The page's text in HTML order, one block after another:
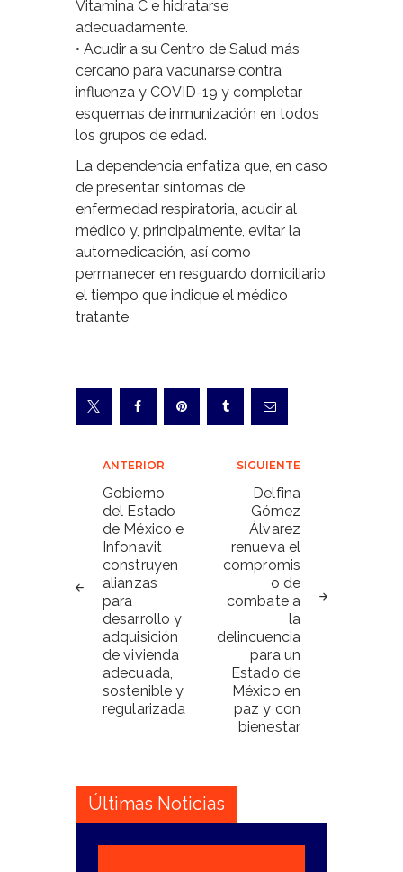
Vitamina C e hidratarse
adecuadamente.
• Acudir a su Centro de Salud más
cercano para vacunarse contra
influenza y COVID-19 y completar
esquemas de inmunización en todos
los grupos de edad.
La dependencia enfatiza que, en caso
de presentar síntomas de
enfermedad respiratoria, acudir al
médico y, principalmente, evitar la
automedicación, así como
permanecer en resguardo domiciliario
el tiempo que indique el médico
tratante
Navegación
de
entradas
ANTERIOR
Gobierno
del Estado
de México e
Infonavit
construyen
alianzas
para
desarrollo y
adquisición
de vivienda
adecuada,
sostenible y
regularizada
SIGUIENTE
Delfina
Gómez
Álvarez
renueva el
compromis
o de
combate a
la
delincuencia
para un
Estado de
México en
paz y con
bienestar
Últimas Noticias